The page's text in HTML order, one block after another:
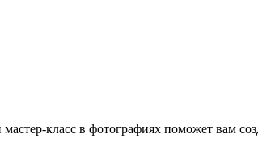
класс в фотографиях поможет вам